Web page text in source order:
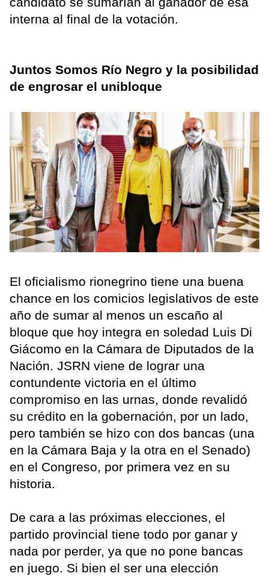
interna al final de la votación.
Juntos Somos Río Negro y la posibilidad
de engrosar el unibloque
El oficialismo rionegrino tiene una buena
chance en los comicios legislativos de este
año de sumar al menos un escaño al
bloque que hoy integra en soledad Luis Di
Giácomo en la Cámara de Diputados de la
Nación. JSRN viene de lograr una
contundente victoria en el último
compromiso en las urnas, donde revalidó
su crédito en la gobernación, por un lado,
pero también se hizo con dos bancas (una
en la Cámara Baja y la otra en el Senado)
en el Congreso, por primera vez en su
historia.
De cara a las próximas elecciones, el
partido provincial tiene todo por ganar y
nada por perder, ya que no pone bancas
en juego. Si bien el ser una elección